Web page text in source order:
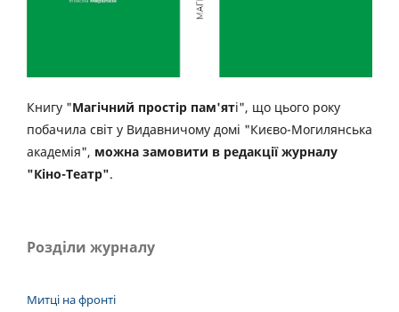
Книгу "Магічний простір пам'яті", що цього року
побачила світ у Видавничому домі "Києво-Могилянська
академія", можна замовити в редакції журналу
"Кіно-Театр".
Розділи журналу
Митці на фронті